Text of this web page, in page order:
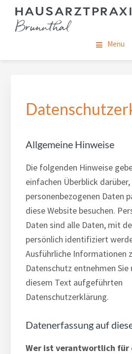
Menu
Allgemeine Hinweise
Die folgenden Hinweise
einfachen Überblick
personenbezogenen Daten
diese Website besuchen.
Daten sind alle Daten, mit
persönlich identifiziert
Ausführliche Informationen
Datenschutz entnehmen
diesem Text aufgeführten
Datenschutzerklärung.
Datenerfassung auf
Wer ist verantwortlich für